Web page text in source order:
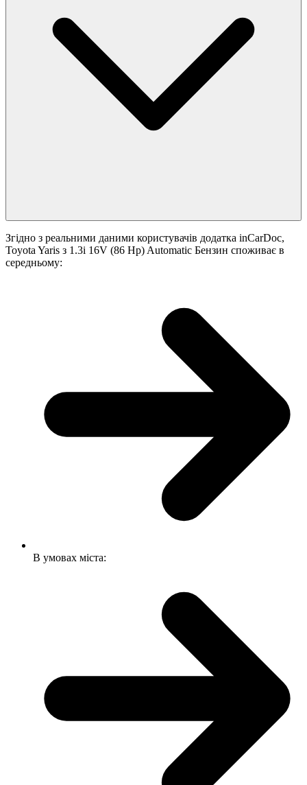
Згідно з реальними даними користувачів додатка inCarDoc,
Toyota Yaris з 1.3i 16V (86 Hp) Automatic Бензин споживає в
середньому:
В умовах міста: